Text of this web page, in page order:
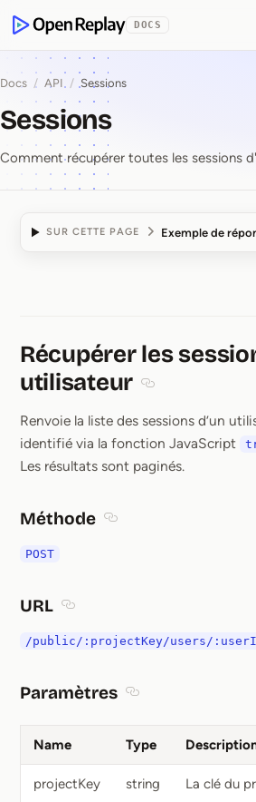
OpenReplay
DOCS
Docs / API / Sessions
Sessions
Comment récupérer toutes les sessions
SUR CETTE PAGE Exemple de
Récupérer les
utilisateur
Renvoie la liste des sessions d’un
identifié via la fonction JavaScript
Les résultats sont paginés.
Méthode
POST
URL
/public/:projectKey/users/
Paramètres
Name Type
projectKey string La clé du